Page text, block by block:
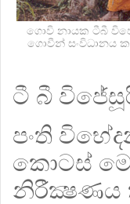
ගොවි නායක ටීබී
ගොවීන් සංවිධානය
ටී බී
පංති
කොටස්
නිරීක්‍ෂණය